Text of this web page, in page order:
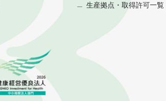
生産拠点・取得許可一覧